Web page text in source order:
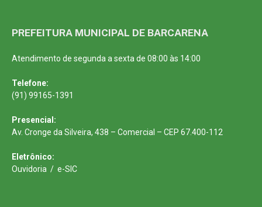
PREFEITURA MUNICIPAL DE BARCARENA
Atendimento de segunda a sexta de 08:00 às 14:00
Telefone:
(91) 99165-1391
Presencial:
Av. Cronge da Silveira, 438 – Comercial – CEP 67.400-112
Eletrônico:
Ouvidoria / e-SIC